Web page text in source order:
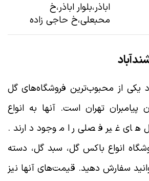
اباذر،بلوار اباذر،خ
محبعلی،خ حاجی زاده
یکی از محبوب‌ترین فروشگاه‌های گل
پیامبران تهران است. آنها به انواع
های غیر فصلی را موجود دارند .
انواع باکس گل، سبد گل، دسته
سفارش دهید. قیمت‌های آنها نیز